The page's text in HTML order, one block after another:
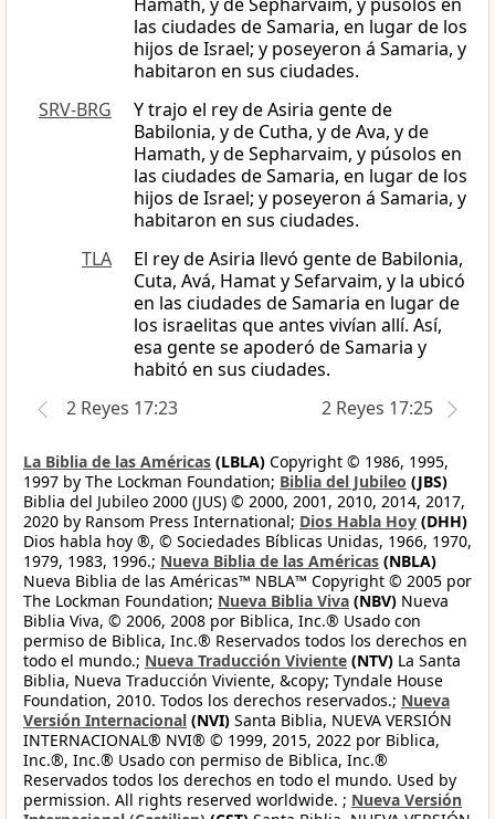
las ciudades de Samaria, en lugar de los
hijos de Israel; y poseyeron á Samaria, y
habitaron en sus ciudades.
SRV-BRG
Y trajo el rey de Asiria gente de
Babilonia, y de Cutha, y de Ava, y de
Hamath, y de Sepharvaim, y púsolos en
las ciudades de Samaria, en lugar de los
hijos de Israel; y poseyeron á Samaria, y
habitaron en sus ciudades.
TLA
El rey de Asiria llevó gente de Babilonia,
Cuta, Avá, Hamat y Sefarvaim, y la ubicó
en las ciudades de Samaria en lugar de
los israelitas que antes vivían allí. Así,
esa gente se apoderó de Samaria y
habitó en sus ciudades.
2 Reyes 17:23
2 Reyes 17:25
La Biblia de las Américas (LBLA) Copyright © 1986, 1995,
1997 by The Lockman Foundation; Biblia del Jubileo (JBS)
Biblia del Jubileo 2000 (JUS) © 2000, 2001, 2010, 2014, 2017,
2020 by Ransom Press International; Dios Habla Hoy (DHH)
Dios habla hoy ®, © Sociedades Bíblicas Unidas, 1966, 1970,
1979, 1983, 1996.; Nueva Biblia de las Américas (NBLA)
Nueva Biblia de las Américas™ NBLA™ Copyright © 2005 por
The Lockman Foundation; Nueva Biblia Viva (NBV) Nueva
Biblia Viva, © 2006, 2008 por Biblica, Inc.® Usado con
permiso de Biblica, Inc.® Reservados todos los derechos en
todo el mundo.; Nueva Traducción Viviente (NTV) La Santa
Biblia, Nueva Traducción Viviente, &copy; Tyndale House
Foundation, 2010. Todos los derechos reservados.; Nueva
Versión Internacional (NVI) Santa Biblia, NUEVA VERSIÓN
INTERNACIONAL® NVI® © 1999, 2015, 2022 por Biblica,
Inc.®, Inc.® Usado con permiso de Biblica, Inc.®
Reservados todos los derechos en todo el mundo. Used by
permission. All rights reserved worldwide. ; Nueva Versión